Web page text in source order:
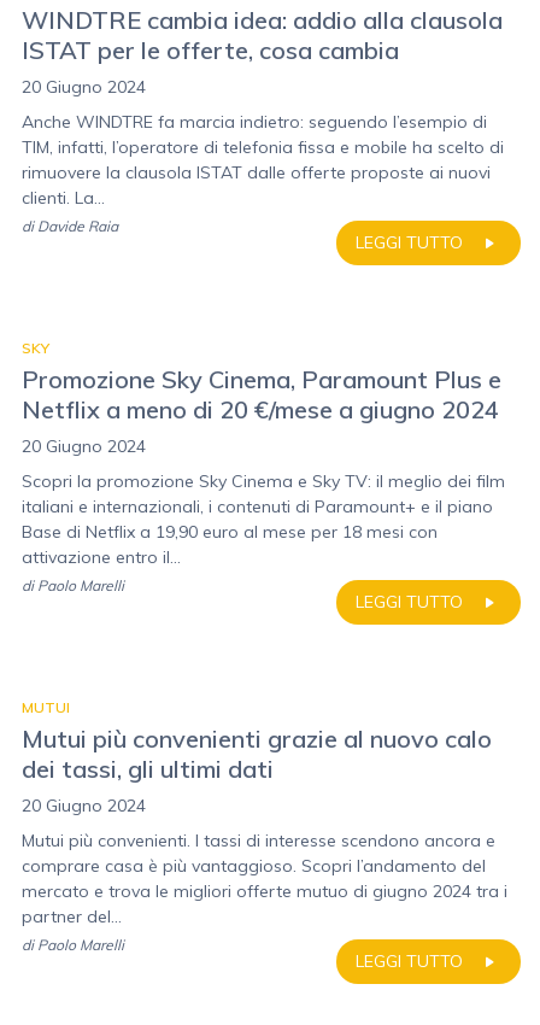
WINDTRE cambia idea: addio alla clausola
ISTAT per le offerte, cosa cambia
20 Giugno 2024
Anche WINDTRE fa marcia indietro: seguendo l’esempio di
TIM, infatti, l’operatore di telefonia fissa e mobile ha scelto di
rimuovere la clausola ISTAT dalle offerte proposte ai nuovi
clienti. La...
LEGGI TUTTO
di Davide Raia
SKY
Promozione Sky Cinema, Paramount Plus e
Netflix a meno di 20 €/mese a giugno 2024
20 Giugno 2024
Scopri la promozione Sky Cinema e Sky TV: il meglio dei film
italiani e internazionali, i contenuti di Paramount+ e il piano
Base di Netflix a 19,90 euro al mese per 18 mesi con
attivazione entro il...
LEGGI TUTTO
di Paolo Marelli
MUTUI
Mutui più convenienti grazie al nuovo calo
dei tassi, gli ultimi dati
20 Giugno 2024
Mutui più convenienti. I tassi di interesse scendono ancora e
comprare casa è più vantaggioso. Scopri l’andamento del
mercato e trova le migliori offerte mutuo di giugno 2024 tra i
partner del...
LEGGI TUTTO
di Paolo Marelli